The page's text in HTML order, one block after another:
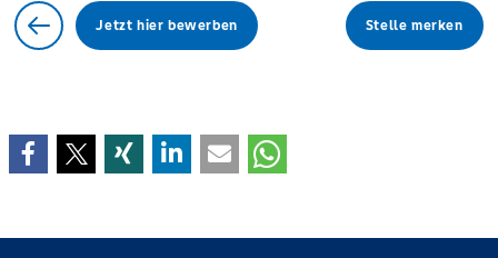
Jetzt hier bewerben Stelle merken